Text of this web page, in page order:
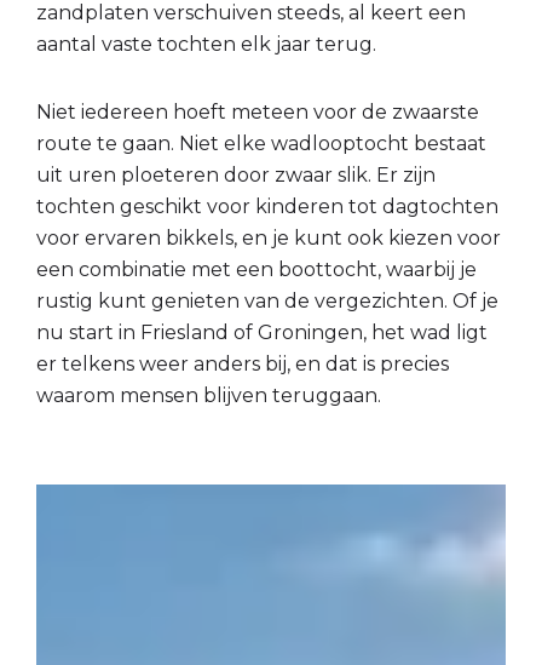
zandplaten verschuiven steeds, al keert een
aantal vaste tochten elk jaar terug.
Niet iedereen hoeft meteen voor de zwaarste
route te gaan. Niet elke wadlooptocht bestaat
uit uren ploeteren door zwaar slik. Er zijn
tochten geschikt voor kinderen tot dagtochten
voor ervaren bikkels, en je kunt ook kiezen voor
een combinatie met een boottocht, waarbij je
rustig kunt genieten van de vergezichten. Of je
nu start in Friesland of Groningen, het wad ligt
er telkens weer anders bij, en dat is precies
waarom mensen blijven teruggaan.